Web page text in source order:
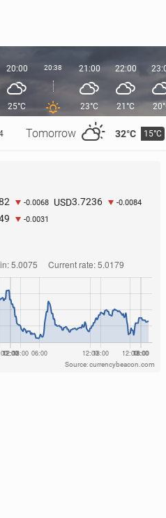
Tomorrow 32°C 15°C
20:00
25°C
20:38 21:00
23°C
22:00
21°C
-0.0068 USD3.7236 -0.0084
-0.0031
Source: currencybeacon.com